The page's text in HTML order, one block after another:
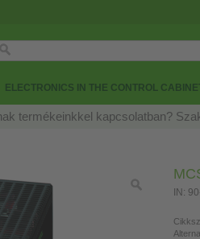
ELECTRONICS IN THE CONTROL
termékeinkkel kapcsolatban?
IN: